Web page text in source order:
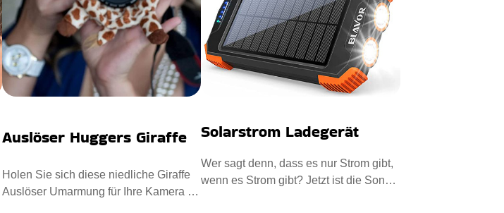
Auslöser Huggers Giraffe
Holen Sie sich diese niedliche Giraffe
Auslöser Umarmung für Ihre Kamera zu
Solarstrom Ladegerät
Wer sagt denn, dass es nur Strom gibt,
wenn es Strom gibt? Jetzt ist die Sonne